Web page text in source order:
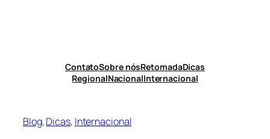
ContatoSobre nósRetomadaDicas
RegionalNacionalInternacional
Blog, Dicas, Internacional